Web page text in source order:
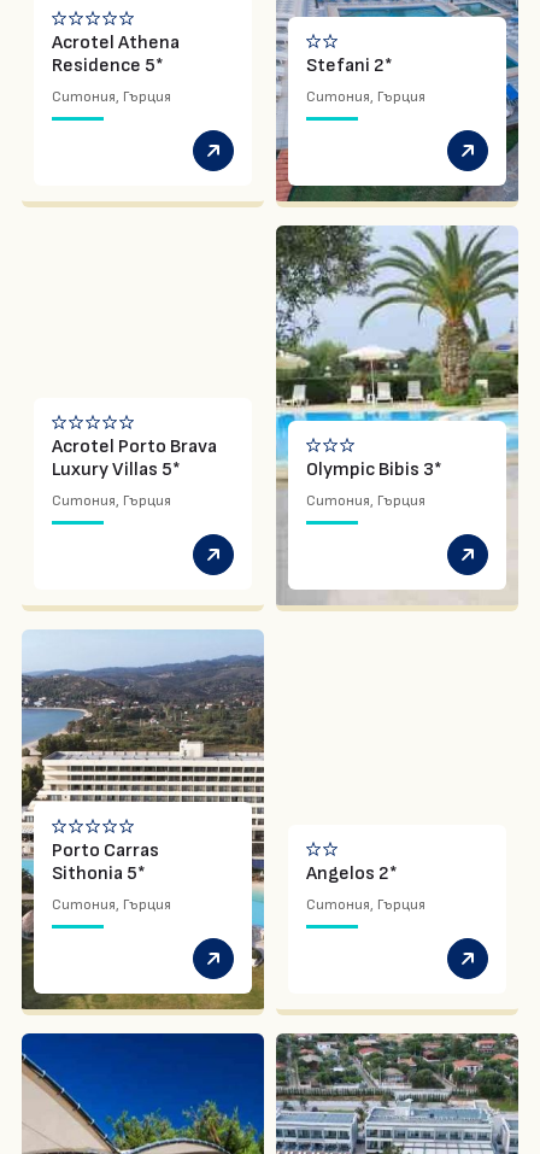
Acrotel Athena
Residence 5*
Ситония, Гърция
Stefani 2*
Ситония, Гърция
Acrotel Porto Brava
Luxury Villas 5*
Ситония, Гърция
Olympic Bibis 3*
Ситония, Гърция
Porto Carras
Sithonia 5*
Ситония, Гърция
Angelos 2*
Ситония, Гърция